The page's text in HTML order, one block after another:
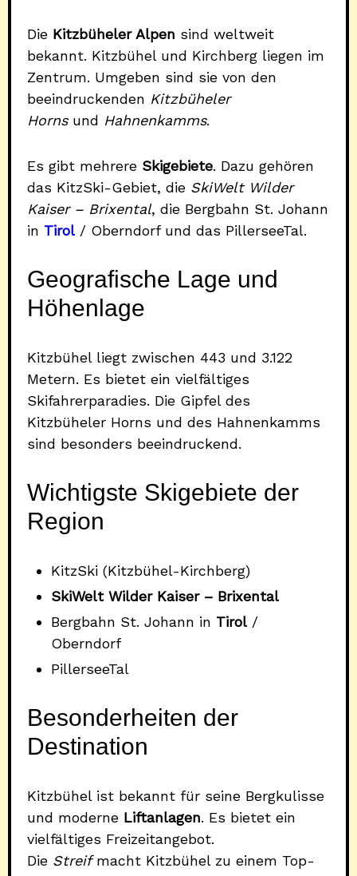
Die Kitzbüheler Alpen sind weltweit
bekannt. Kitzbühel und Kirchberg liegen im
Zentrum. Umgeben sind sie von den
beeindruckenden Kitzbüheler
Hornsund Hahnenkamms.
Es gibt mehrere Skigebiete. Dazu gehören
das KitzSki-Gebiet, die SkiWelt Wilder
Kaiser – Brixental, die Bergbahn St. Johann
in Tirol/ Oberndorf und das PillerseeTal.
Geografische Lage und
Höhenlage
Kitzbühel liegt zwischen 443 und 3.122
Metern. Es bietet ein vielfältiges
Skifahrerparadies. Die Gipfel des
Kitzbüheler Horns und des Hahnenkamms
sind besonders beeindruckend.
Wichtigste Skigebiete der
Region
KitzSki (Kitzbühel-Kirchberg)
SkiWelt Wilder Kaiser – Brixental
Bergbahn St. Johann in Tirol/
Oberndorf
PillerseeTal
Besonderheiten der
Destination
Kitzbühel ist bekannt für seine Bergkulisse
und moderne Liftanlagen. Es bietet ein
vielfältiges Freizeitangebot.
Die Streifmacht Kitzbühel zu einem Top-